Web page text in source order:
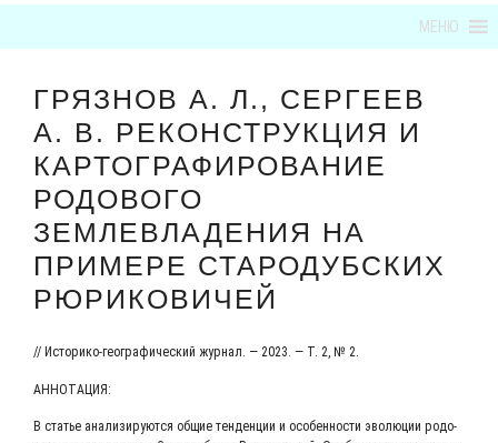
МЕНЮ
ГРЯЗНОВ А. Л., СЕРГЕЕВ
А. В. РЕКОНСТРУКЦИЯ И
КАРТОГРАФИРОВАНИЕ
РОДОВОГО
ЗЕМЛЕВЛАДЕНИЯ НА
ПРИМЕРЕ СТАРОДУБСКИХ
РЮРИКОВИЧЕЙ
// Исто­ри­ко-гео­гра­фи­че­ский жур­нал. — 2023. — Т. 2, № 2.
АННО­ТА­ЦИЯ:
В ста­тье ана­ли­зи­ру­ют­ся общие тен­ден­ции и осо­бен­но­сти эво­лю­ции родо­